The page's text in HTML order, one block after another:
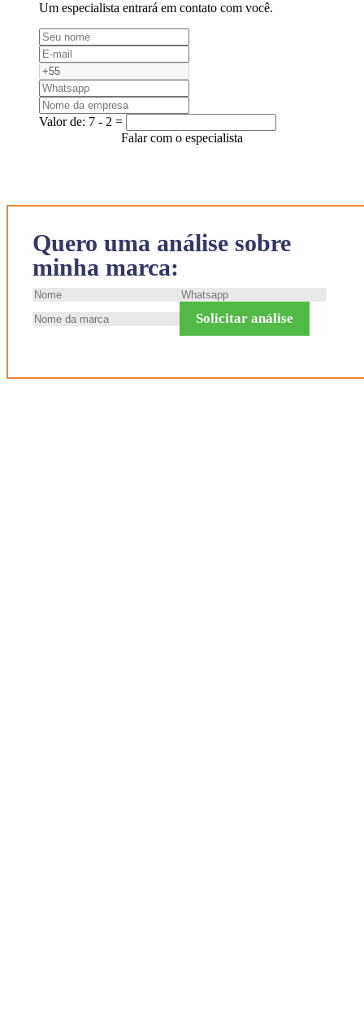
Quero uma análise sobre
minha marca:
Solicitar análise
Um especialista entrará em contato com você.
Valor de: 7 - 2 =
Falar com o especialista